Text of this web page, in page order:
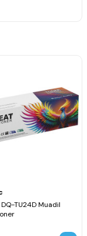
TU24D Muadil